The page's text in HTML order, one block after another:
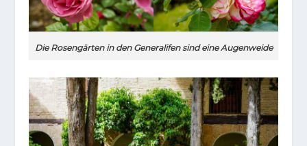
Die Rosengärten in den Generalifen sind eine Augenweide